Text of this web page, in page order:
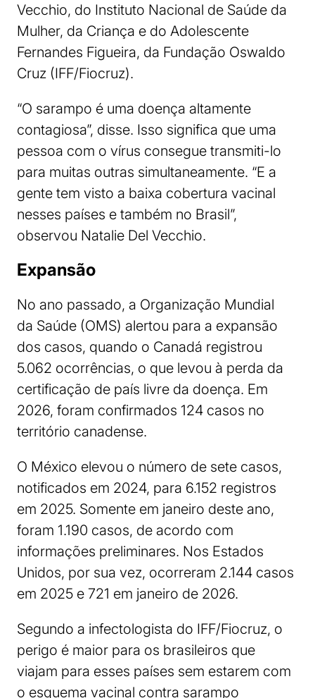
Vecchio, do Instituto Nacional de Saúde da
Mulher, da Criança e do Adolescente
Fernandes Figueira, da Fundação Oswaldo
Cruz (IFF/Fiocruz).
“O sarampo é uma doença altamente
contagiosa”, disse. Isso significa que uma
pessoa com o vírus consegue transmiti-lo
para muitas outras simultaneamente. “E a
gente tem visto a baixa cobertura vacinal
nesses países e também no Brasil”,
observou Natalie Del Vecchio.
Expansão
No ano passado, a Organização Mundial
da Saúde (OMS) alertou para a expansão
dos casos, quando o Canadá registrou
5.062 ocorrências, o que levou à perda da
certificação de país livre da doença. Em
2026, foram confirmados 124 casos no
território canadense.
O México elevou o número de sete casos,
notificados em 2024, para 6.152 registros
em 2025. Somente em janeiro deste ano,
foram 1.190 casos, de acordo com
informações preliminares. Nos Estados
Unidos, por sua vez, ocorreram 2.144 casos
em 2025 e 721 em janeiro de 2026.
Segundo a infectologista do IFF/Fiocruz, o
perigo é maior para os brasileiros que
viajam para esses países sem estarem com
o esquema vacinal contra sarampo